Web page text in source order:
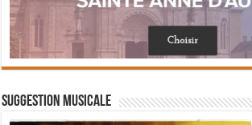
Suggestion musicale